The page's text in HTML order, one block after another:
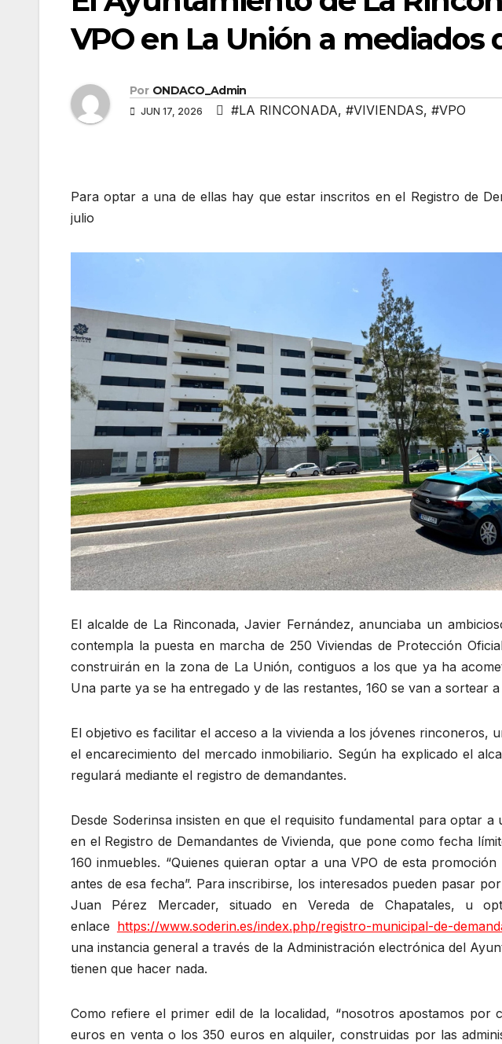
VPO en La Unión a mediados
Por ONDACO_Admin
JUN 17, 2026 #LA RINCONADA, #VIVIENDAS, #VPO
Para optar a una de ellas hay que estar inscritos en el Registro de
julio
El alcalde de La Rinconada, Javier Fernández, anunciaba un
contempla la puesta en marcha de 250 Viviendas de Protección
construirán en la zona de La Unión, contiguos a los que ya ha
Una parte ya se ha entregado y de las restantes, 160 se van a sortear
El objetivo es facilitar el acceso a la vivienda a los jóvenes rinconeros,
el encarecimiento del mercado inmobiliario. Según ha explicado el
regulará mediante el registro de demandantes.
Desde Soderinsa insisten en que el requisito fundamental para optar
en el Registro de Demandantes de Vivienda, que pone como fecha
160 inmuebles. “Quienes quieran optar a una VPO de esta
antes de esa fecha”. Para inscribirse, los interesados pueden pasar
Juan Pérez Mercader, situado en Vereda de Chapatales, u
enlace https://www.soderin.es/index.php/registro-municipal-de-
una instancia general a través de la Administración electrónica del
tienen que hacer nada.
Como refiere el primer edil de la localidad, “nosotros apostamos por
euros en venta o los 350 euros en alquiler, construidas por las